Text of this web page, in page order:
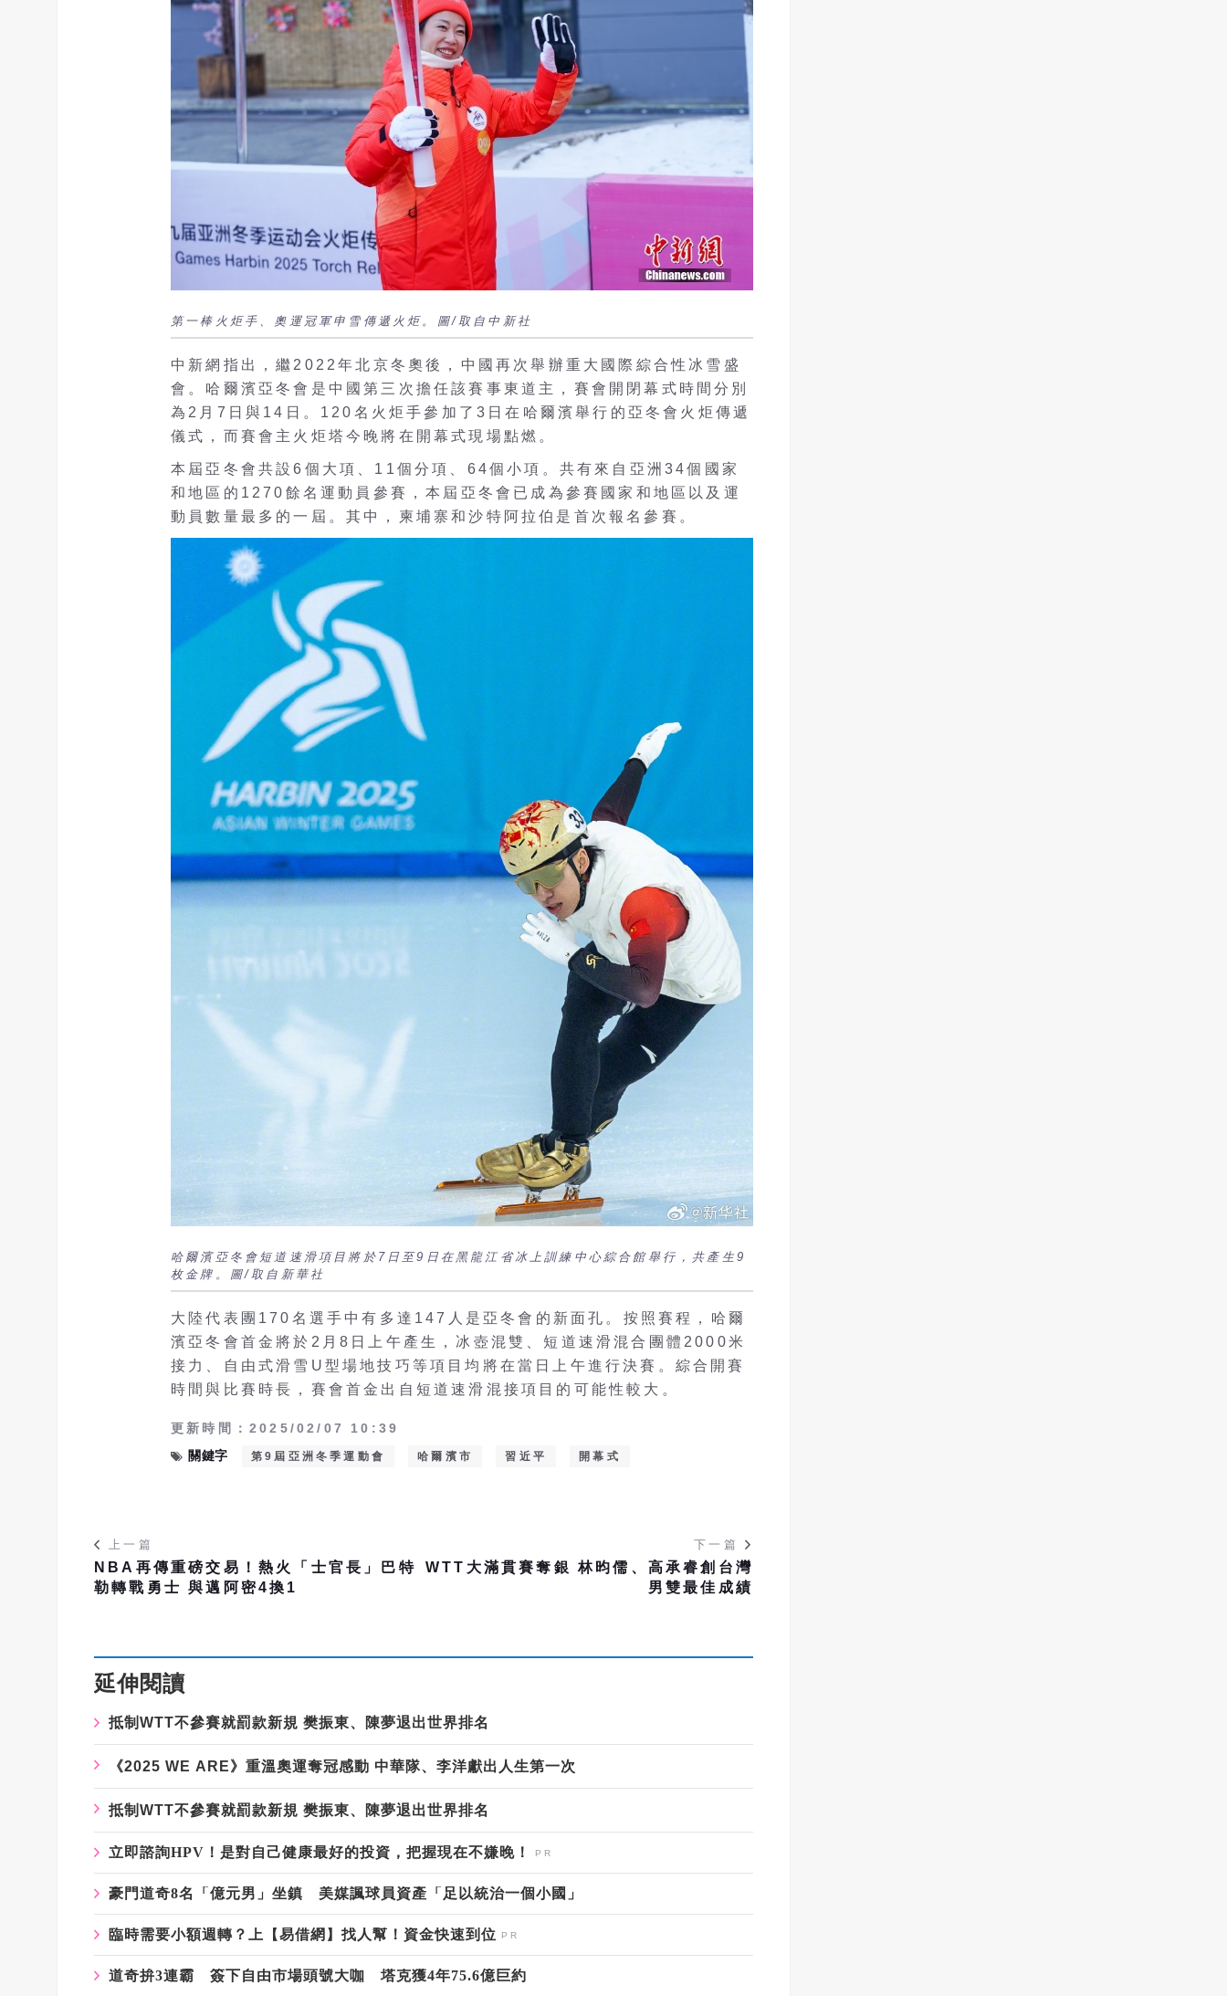
第一棒火炬手、奧運冠軍申雪傳遞火炬。圖/取自中新社
中新網指出，繼2022年北京冬奧後，中國再次舉辦重大國際綜合性冰雪盛
會。哈爾濱亞冬會是中國第三次擔任該賽事東道主，賽會開閉幕式時間分別
為2月7日與14日。120名火炬手參加了3日在哈爾濱舉行的亞冬會火炬傳遞
儀式，而賽會主火炬塔今晚將在開幕式現場點燃。
本屆亞冬會共設6個大項、11個分項、64個小項。共有來自亞洲34個國家
和地區的1270餘名運動員參賽，本屆亞冬會已成為參賽國家和地區以及運
動員數量最多的一屆。其中，柬埔寨和沙特阿拉伯是首次報名參賽。
哈爾濱亞冬會短道速滑項目將於7日至9日在黑龍江省冰上訓練中心綜合館舉行，共產生9
枚金牌。圖/取自新華社
大陸代表團170名選手中有多達147人是亞冬會的新面孔。按照賽程，哈爾
濱亞冬會首金將於2月8日上午產生，冰壺混雙、短道速滑混合團體2000米
接力、自由式滑雪U型場地技巧等項目均將在當日上午進行決賽。綜合開賽
時間與比賽時長，賽會首金出自短道速滑混接項目的可能性較大。
更新時間：2025/02/07 10:39
關鍵字
第9屆亞洲冬季運動會 哈爾濱市 習近平 開幕式
上一篇
NBA再傳重磅交易！熱火「士官長」巴特
勒轉戰勇士 與邁阿密4換1
下一篇
WTT大滿貫賽奪銀 林昀儒、高承睿創台灣
男雙最佳成績
延伸閱讀
抵制WTT不參賽就罰款新規 樊振東、陳夢退出世界排名
《2025 WE ARE》重溫奧運奪冠感動 中華隊、李洋獻出人生第一次
抵制WTT不參賽就罰款新規 樊振東、陳夢退出世界排名
立即諮詢HPV！是對自己健康最好的投資，把握現在不嫌晚！
豪門道奇8名「億元男」坐鎮 美媒諷球員資產「足以統治一個小國」
臨時需要小額週轉？上【易借網】找人幫！資金快速到位
道奇拚3連霸 簽下自由市場頭號大咖 塔克獲4年75.6億巨約